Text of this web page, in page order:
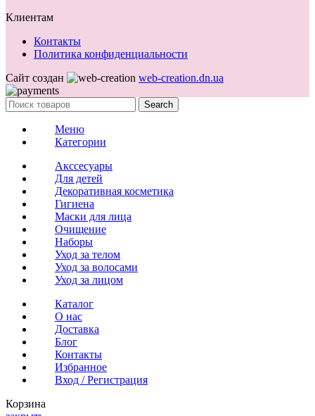
Клиентам
Контакты
Политика конфиденциальности
Сайт создан
web-creation.dn.ua
Search
Меню
Категории
Акссесуары
Для детей
Декоративная косметика
Гигиена
Маски для лица
Очищение
Наборы
Уход за телом
Уход за волосами
Уход за лицом
Каталог
О нас
Доставка
Блог
Контакты
Избранное
Вход / Регистрация
Корзина